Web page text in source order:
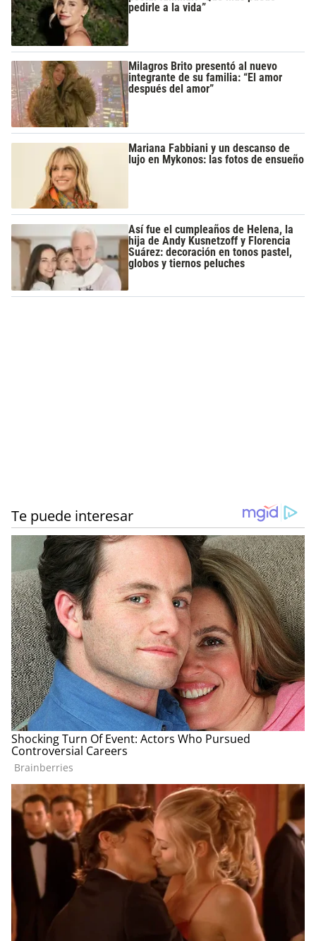
pedirle a la vida”
Milagros Brito presentó al nuevo
integrante de su familia: “El amor
después del amor”
Mariana Fabbiani y un descanso de
lujo en Mykonos: las fotos de ensueño
Así fue el cumpleaños de Helena, la
hija de Andy Kusnetzoff y Florencia
Suárez: decoración en tonos pastel,
globos y tiernos peluches